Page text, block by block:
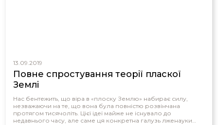
13.09.2019
Повне спростування теорії пласкої
Землі
Нас бентежить, що віра в «плоску Землю» набирає силу,
незважаючи на те, що вона була повністю розвінчана
протягом тисячоліть. Цієї ідеї майже не існувало до
недавнього часу, але саме ця конкретна галузь лженауки